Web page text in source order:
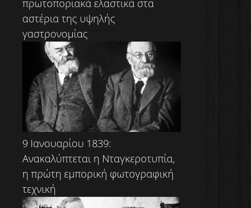
πρωτοποριακά ελαστικά στα
αστέρια της υψηλής
γαστρονομίας
9 Ιανουαρίου 1839:
Ανακαλύπτεται η Νταγκεροτυπία,
η πρώτη εμπορική φωτογραφική
τεχνική